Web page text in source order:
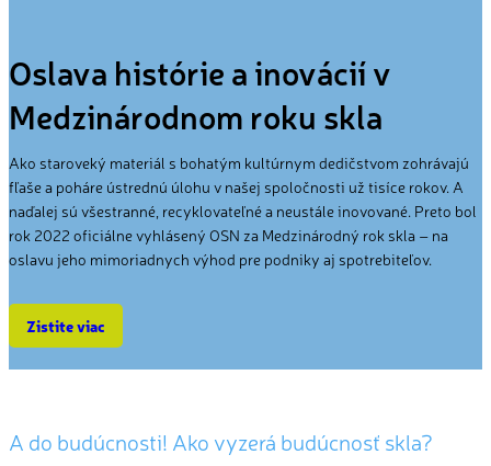
Oslava histórie a inovácií v
Medzinárodnom roku skla
Ako staroveký materiál s bohatým kultúrnym dedičstvom zohrávajú
fľaše a poháre ústrednú úlohu v našej spoločnosti už tisíce rokov. A
naďalej sú všestranné, recyklovateľné a neustále inovované. Preto bol
rok 2022 oficiálne vyhlásený OSN za Medzinárodný rok skla – na
oslavu jeho mimoriadnych výhod pre podniky aj spotrebiteľov.
Zistite viac
A do budúcnosti! Ako vyzerá budúcnosť skla?